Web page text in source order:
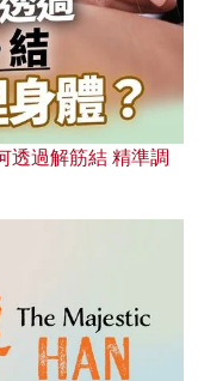
透過解筋結 精準調